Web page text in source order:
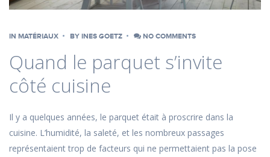
IN MATÉRIAUX BY INES GOETZ NO COMMENTS
Quand le parquet s’invite
côté cuisine
Il y a quelques années, le parquet était à proscrire dans la
cuisine. L’humidité, la saleté, et les nombreux passages
représentaient trop de facteurs qui ne permettaient pas la pose